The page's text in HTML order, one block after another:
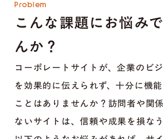
Problem
こんな課題にお悩み
んか？
コーポレートサイトが、企業のビ
を効果的に伝えられず、十分に機
ことはありませんか？訪問者や関
ないサイトは、信頼や成果を損な